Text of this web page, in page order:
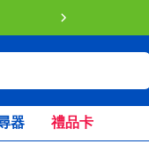
器 禮品卡